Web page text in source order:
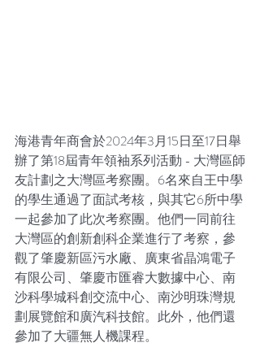
海港青年商會於2024年3月15日至17日舉
辦了第18屆青年領袖系列活動 - 大灣區師
友計劃之大灣區考察團。6名來自王中學
的學生通過了面試考核，與其它6所中學
一起參加了此次考察團。他們一同前往
大灣區的創新創科企業進行了考察，參
觀了肇慶新區污水廠、廣東省晶鴻電子
有限公司、肇慶市匯睿大數據中心、南
沙科學城科創交流中心、南沙明珠灣規
劃展覽館和廣汽科技館。此外，他們還
參加了大疆無人機課程。